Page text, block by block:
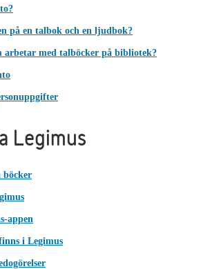
på en talbok och en ljudbok?
arbetar med talböcker på bibliotek?
Legimus
böcker
appen
i Legimus